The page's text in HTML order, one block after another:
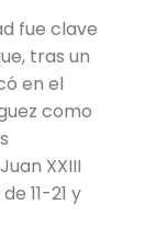
fue clave
tras un
en el
como
XXIII
11-21 y